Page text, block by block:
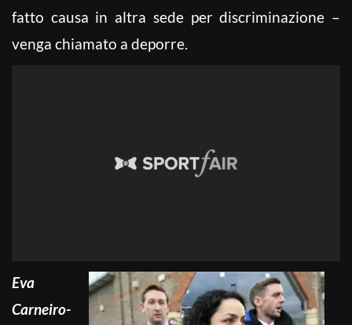
fatto causa in altra sede per discriminazione –
venga chiamato a deporre.
Eva
Carneiro-